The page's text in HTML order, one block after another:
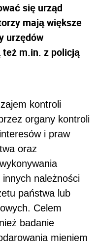
się urząd
mają większe
urzędów
też m.in. z policją
kontroli
organy kontroli
i praw
oraz
należności
państwa lub
Celem
badanie
mieniem